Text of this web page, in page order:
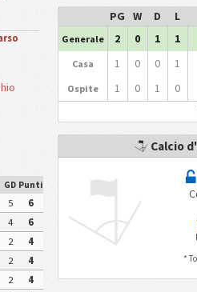
GD Punti
5
6
4
6
2
4
2
4
2
4
PG W D L
Generale 2 0 1 1
Casa 1 0 0 1
Ospite 1 0 1 0
Calcio
*